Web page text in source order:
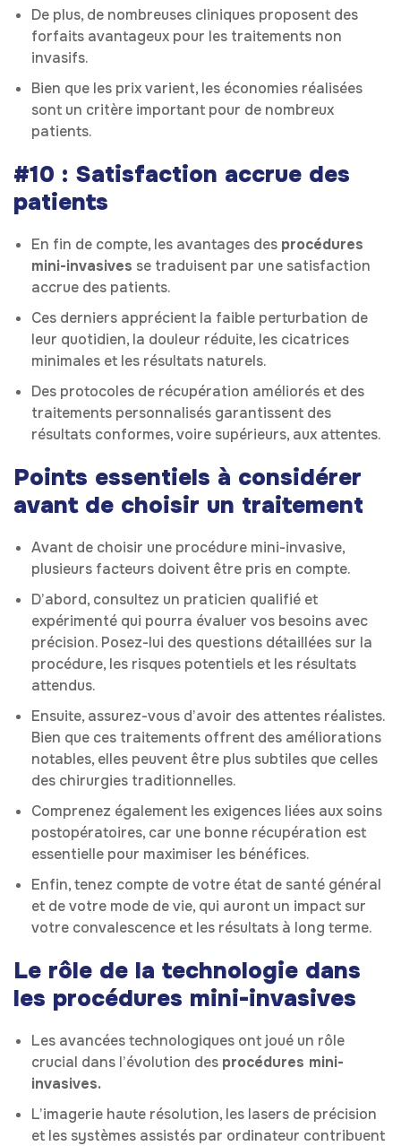
De plus, de nombreuses cliniques proposent des
forfaits avantageux pour les traitements non
invasifs.
Bien que les prix varient, les économies réalisées
sont un critère important pour de nombreux
patients.
#10 : Satisfaction accrue des
patients
En fin de compte, les avantages des procédures
mini-invasives se traduisent par une satisfaction
accrue des patients.
Ces derniers apprécient la faible perturbation de
leur quotidien, la douleur réduite, les cicatrices
minimales et les résultats naturels.
Des protocoles de récupération améliorés et des
traitements personnalisés garantissent des
résultats conformes, voire supérieurs, aux attentes.
Points essentiels à considérer
avant de choisir un traitement
Avant de choisir une procédure mini-invasive,
plusieurs facteurs doivent être pris en compte.
D’abord, consultez un praticien qualifié et
expérimenté qui pourra évaluer vos besoins avec
précision. Posez-lui des questions détaillées sur la
procédure, les risques potentiels et les résultats
attendus.
Ensuite, assurez-vous d’avoir des attentes réalistes.
Bien que ces traitements offrent des améliorations
notables, elles peuvent être plus subtiles que celles
des chirurgies traditionnelles.
Comprenez également les exigences liées aux soins
postopératoires, car une bonne récupération est
essentielle pour maximiser les bénéfices.
Enfin, tenez compte de votre état de santé général
et de votre mode de vie, qui auront un impact sur
votre convalescence et les résultats à long terme.
Le rôle de la technologie dans
les procédures mini-invasives
Les avancées technologiques ont joué un rôle
crucial dans l’évolution des procédures mini-
invasives.
L’imagerie haute résolution, les lasers de précision
et les systèmes assistés par ordinateur contribuent